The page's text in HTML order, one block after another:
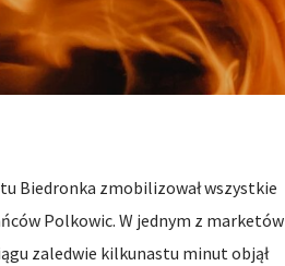
Biedronka zmobilizował wszystkie
Polkowic. W jednym z marketów
zaledwie kilkunastu minut objął